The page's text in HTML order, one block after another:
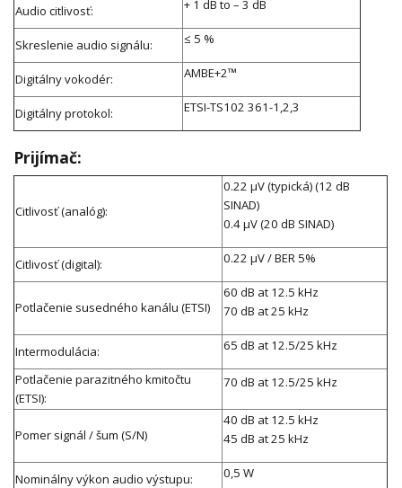
Audio citlivosť: + 1 dB to – 3 dB
Skreslenie audio signálu: ≤ 5 %
Digitálny vokodér: AMBE+2™
Digitálny protokol: ETSI-TS102 361-1,2,3
Prijímač:
Citlivosť (analóg):
0.22 μV (typická) (12 dB
SINAD)
0.4 μV (20 dB SINAD)
Citlivosť (digital): 0.22 μV / BER 5%
Potlačenie susedného kanálu (ETSI)
60 dB at 12.5 kHz
70 dB at 25 kHz
Intermodulácia: 65 dB at 12.5/25 kHz
Potlačenie parazitného kmitočtu
(ETSI):
70 dB at 12.5/25 kHz
Pomer signál / šum (S/N)
40 dB at 12.5 kHz
45 dB at 25 kHz
Nominálny výkon audio výstupu: 0,5 W